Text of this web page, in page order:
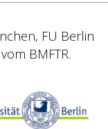
FU Berlin
BMFTR.